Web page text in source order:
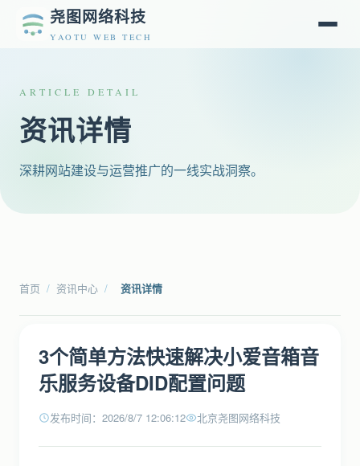
尧图网络科技
YAOTU WEB TECH
ARTICLE DETAIL
资讯详情
深耕网站建设与运营推广的一线实战洞察。
首页 / 资讯中心 / 资讯详情
3个简单方法快速解决小爱音箱音
乐服务设备DID配置问题
发布时间：2026/8/7 12:06:12 北京尧图网络科技